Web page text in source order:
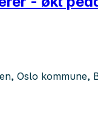
Oslo kommune,